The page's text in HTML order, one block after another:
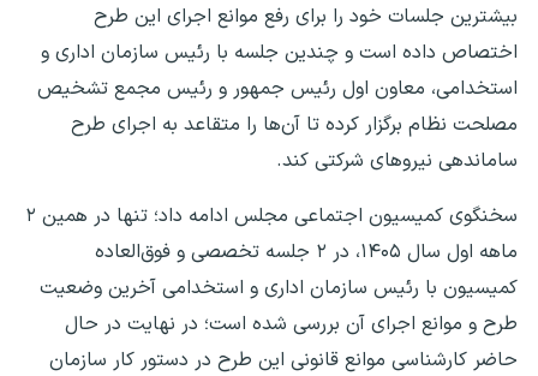
بیشترین جلسات خود را برای رفع موانع اجرای این طرح
اختصاص داده است و چندین جلسه با رئیس سازمان اداری و
استخدامی، معاون اول رئیس جمهور و رئیس مجمع تشخیص
مصلحت نظام برگزار کرده تا آن‌ها را متقاعد به اجرای طرح
ساماندهی نیروهای شرکتی کند.
سخنگوی کمیسیون اجتماعی مجلس ادامه داد؛ تنها در همین ۲
ماهه اول سال ۱۴۰۵، در ۲ جلسه تخصصی و فوق‌العاده
کمیسیون با رئیس سازمان اداری و استخدامی آخرین وضعیت
طرح و موانع اجرای آن بررسی شده است؛ در نهایت در حال
حاضر کارشناسی موانع قانونی این طرح در دستور کار سازمان